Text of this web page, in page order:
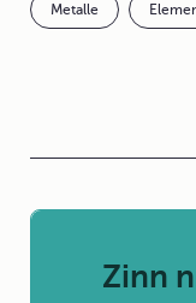
Metalle
Zinn